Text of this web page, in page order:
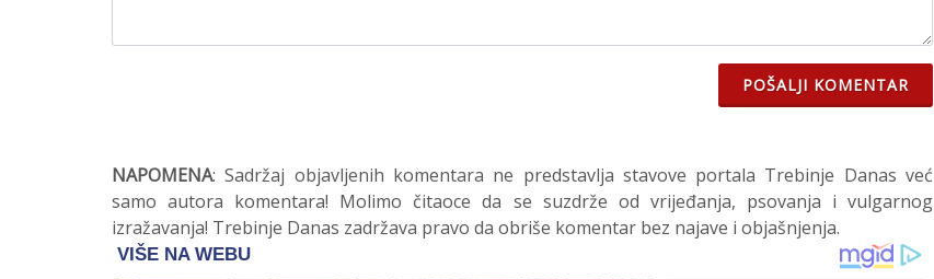
POŠALJI KOMENTAR
NAPOMENA: Sadržaj objavljenih komentara ne predstavlja stavove portala Trebinje Danas već
samo autora komentara! Molimo čitaoce da se suzdrže od vrijeđanja, psovanja i vulgarnog
izražavanja! Trebinje Danas zadržava pravo da obriše komentar bez najave i objašnjenja.